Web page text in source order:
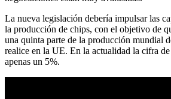
La nueva legislación debería impulsar las
la producción de chips, con el objetivo de
una quinta parte de la producción mundial
realice en la UE. En la actualidad la cifra de
apenas un 5%.
Según ha informado este martes el
noviny, las negociaciones entre los